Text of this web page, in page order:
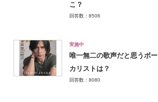
こ？
回答数：8506
実施中
唯一無二の歌声だと思うボー
カリストは？
回答数：8080